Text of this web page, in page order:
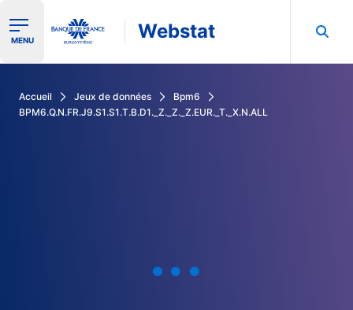
Ouvrir le menu de navigation
MENU Webstat
Accueil Jeux de données
Bpm6
BPM6.Q.N.FR.J9.S1.S1.T.B.D1._Z._Z._Z.EUR._T._X.N.ALL